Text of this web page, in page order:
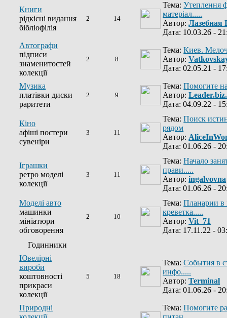
Книги
рідкісні видання
бібліофілія
2 14
Тема:Утеплення
матеріал.....
Автор:Лазебная
Дата: 10.03.26 -
Автографи
підписи
знаменитостей
колекції
2 8
Тема:Киев.
Автор:
Дата: 02.05.21 -
Музика
платівки диски
раритети
2 9
Тема:Помогите
Автор:
Дата: 04.09.22 -
Кіно
афіші постери
сувеніри
3 11
Тема:Поиск
рядом
Автор:
Дата: 01.06.26 -
Іграшки
ретро моделі
колекції
3 11
Тема:Начало
прави.....
Автор:ingalvovna
Дата: 01.06.26 -
Моделі авто
машинки
мініатюри
обговорення
2 10
Тема:Планарии в
креветка.....
Автор:Vit_71
Дата: 17.11.22 -
Годинники
Ювелірні
вироби
коштовності
прикраси
колекції
5 18
Тема:События в
инфо.....
Автор:Terminal
Дата: 01.06.26 -
Природні
Тема:Помогите